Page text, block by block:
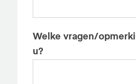
Welke vragen/
u?